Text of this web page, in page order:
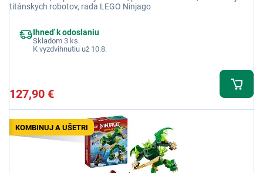
titánskych robotov, rada LEGO Ninjago
Ihneď k odoslaniu
Skladom 3 ks.
K vyzdvihnutiu už 10.8.
127,90 €
KOMBINUJ A UŠETRI